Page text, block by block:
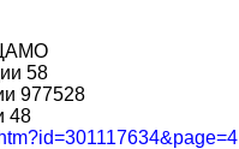
58
977528
48